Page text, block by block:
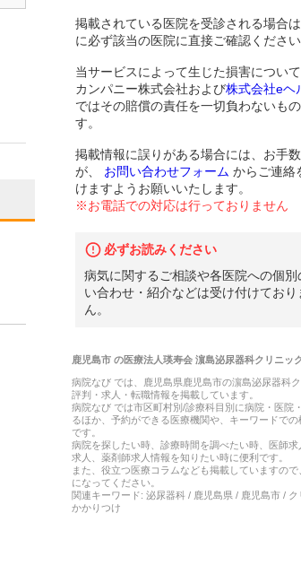
掲載されている医院を受診される場合
に必ず該当の医院に直接ご確認ください
当サービスによって生じた損害につい
カンパニー株式会社および株式会社eヘ
ではその賠償の責任を一切負わないも
す。
掲載情報に誤りがある場合には、お手
が、
お問い合わせフォーム からご連絡
けますようお願いいたします。
※お電話での対応は行っておりません
必ずお読みください
病気に関するご相談や各医院への個別
い合わせ・紹介などは受け付けており
ん。
鹿児島市の医療法人瑛寿会 濵島泌尿器科クリニッ
病院なび では、 鹿児島県鹿児島市の濵島泌尿器科
評判・求人・転職情報を掲載しています。
病院なび では市区町村別/診療科目別に病院・医院
るほか、予約ができる医療機関や、キーワードでの
です。
病院を探したい時、診療時間を調べたい時、医師求
求人、薬剤師求人情報を知りたい時に便利です。
また、役立つ医療コラムなども掲載していますので
になってください。
関連キーワード: 泌尿器科 / 鹿児島県 / 鹿児島市 / ク
かかりつけ